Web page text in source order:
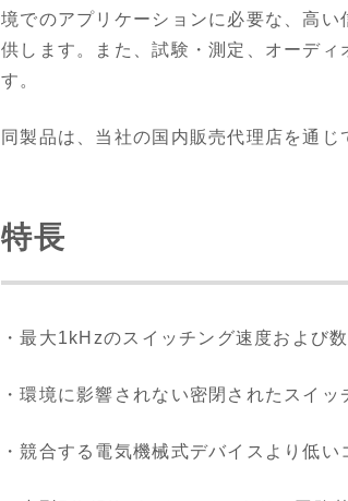
境でのアプリケーションに必要な、高
供します。また、試験・測定、オーデ
す。
同製品は、当社の国内販売代理店を通じ
特長
・最大1kHzのスイッチング速度および
・環境に影響されない密閉されたスイッ
・競合する電気機械式デバイスより低い